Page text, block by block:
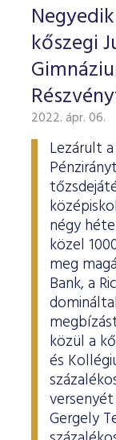
kőszegi
2022. ápr. 06.
Lezárult
négy
közel
meg
Bank, a
közül a
és
Gergely